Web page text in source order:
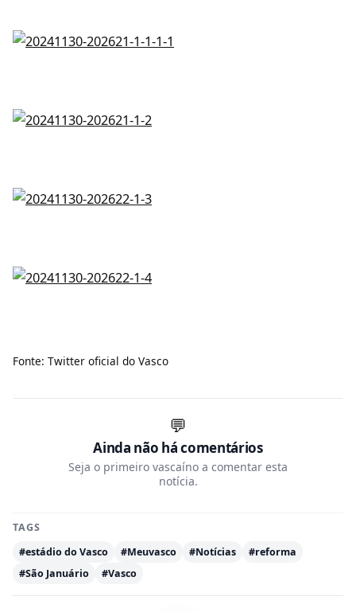
Fonte: Twitter oficial do Vasco
💬
Ainda não há comentários
Seja o primeiro vascaíno a comentar esta
notícia.
TAGS
#estádio do Vasco
#Meuvasco #Notícias
#reforma
#São Januário
#Vasco